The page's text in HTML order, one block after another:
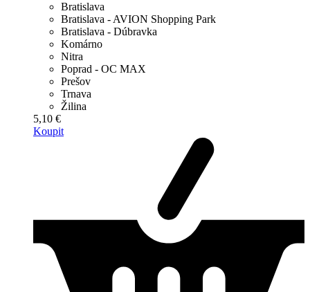
Bratislava
Bratislava - AVION Shopping Park
Bratislava - Dúbravka
Komárno
Nitra
Poprad - OC MAX
Prešov
Trnava
Žilina
5,10 €
Koupit